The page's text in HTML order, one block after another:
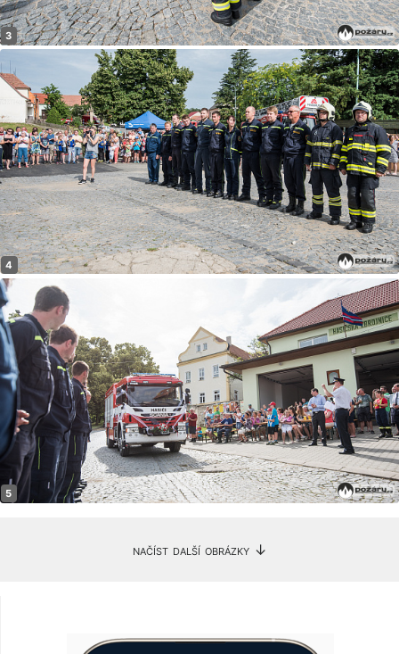
načíst další obrázky ↓